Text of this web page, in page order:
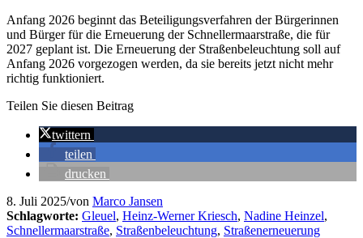
Anfang 2026 beginnt das Beteiligungsverfahren der Bürgerinnen
und Bürger für die Erneuerung der Schnellermaarstraße, die für
2027 geplant ist. Die Erneuerung der Straßenbeleuchtung soll auf
Anfang 2026 vorgezogen werden, da sie bereits jetzt nicht mehr
richtig funktioniert.
Teilen Sie diesen Beitrag
twittern
teilen
drucken
8. Juli 2025/von Marco Jansen
Schlagworte: Gleuel, Heinz-Werner Kriesch, Nadine Heinzel,
Schnellermaarstraße, Straßenbeleuchtung, Straßenerneuerung